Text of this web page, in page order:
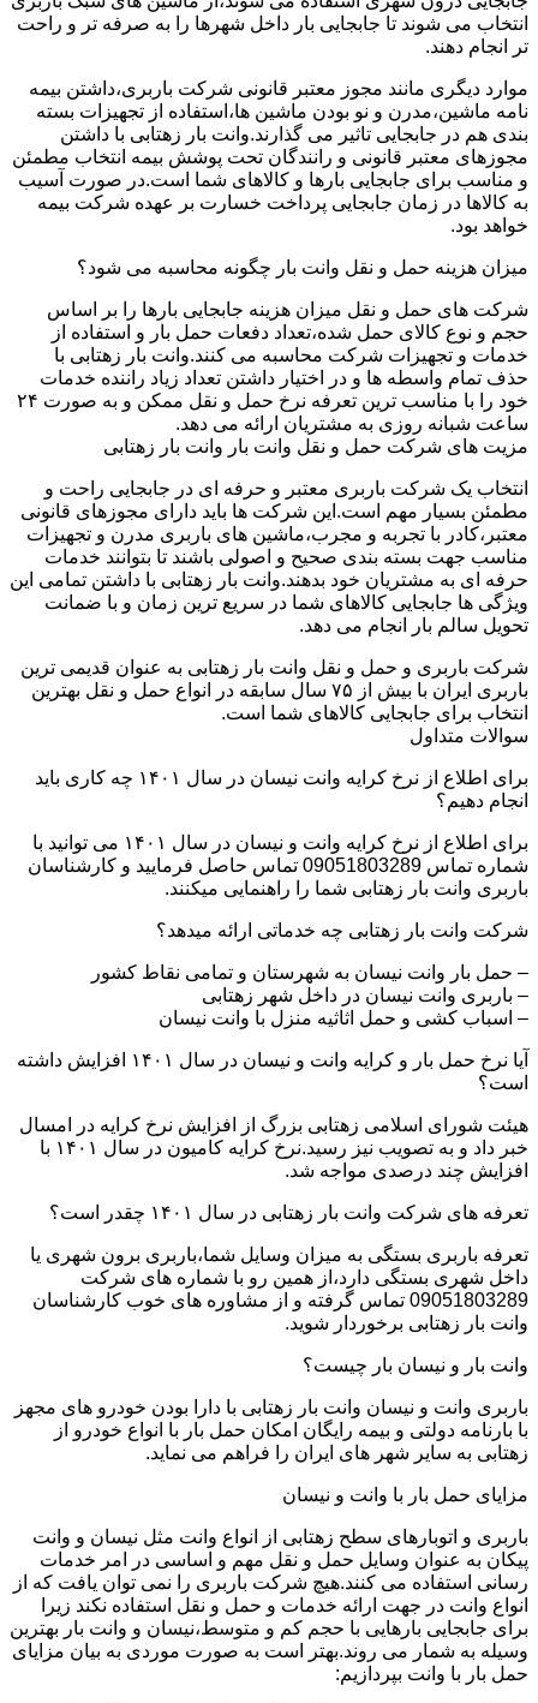
انتخاب می شوند تا جابجایی بار داخل شهرها را به صرفه تر و راحت
تر انجام دهند.
موارد دیگری مانند مجوز معتبر قانونی شرکت باربری،داشتن بیمه
نامه ماشین،مدرن و نو بودن ماشین ها،استفاده از تجهیزات بسته
بندی هم در جابجایی تاثیر می گذارند.وانت بار زهتابی با داشتن
مجوزهای معتبر قانونی و رانندگان تحت پوشش بیمه انتخاب مطمئن
و مناسب برای جابجایی بارها و کالاهای شما است.در صورت آسیب
به کالاها در زمان جابجایی پرداخت خسارت بر عهده شرکت بیمه
خواهد بود.
میزان هزینه حمل و نقل وانت بار چگونه محاسبه می شود؟
شرکت های حمل و نقل میزان هزینه جابجایی بارها را بر اساس
حجم و نوع کالای حمل شده،تعداد دفعات حمل بار و استفاده از
خدمات و تجهیزات شرکت محاسبه می کنند.وانت بار زهتابی با
حذف تمام واسطه ها و در اختیار داشتن تعداد زیاد راننده خدمات
خود را با مناسب ترین تعرفه نرخ حمل و نقل ممکن و به صورت ۲۴
ساعت شبانه روزی به مشتریان ارائه می دهد.
مزیت های شرکت حمل و نقل وانت بار وانت بار زهتابی
انتخاب یک شرکت باربری معتبر و حرفه ای در جابجایی راحت و
مطمئن بسیار مهم است.این شرکت ها باید دارای مجوزهای قانونی
معتبر،کادر با تجربه و مجرب،ماشین های باربری مدرن و تجهیزات
مناسب جهت بسته بندی صحیح و اصولی باشند تا بتوانند خدمات
حرفه ای به مشتریان خود بدهند.وانت بار زهتابی با داشتن تمامی این
ویژگی ها جابجایی کالاهای شما در سریع ترین زمان و با ضمانت
تحویل سالم بار انجام می دهد.
شرکت باربری و حمل و نقل وانت بار زهتابی به عنوان قدیمی ترین
باربری ایران با بیش از ۷۵ سال سابقه در انواع حمل و نقل بهترین
انتخاب برای جابجایی کالاهای شما است.
سوالات متداول
برای اطلاع از نرخ کرایه وانت نیسان در سال ۱۴۰۱ چه کاری باید
انجام دهیم؟
برای اطلاع از نرخ کرایه وانت و نیسان در سال ۱۴۰۱ می توانید با
شماره تماس 09051803289 تماس حاصل فرمایید و کارشناسان
باربری وانت بار زهتابی شما را راهنمایی میکنند.
شرکت وانت بار زهتابی چه خدماتی ارائه میدهد؟
– حمل بار وانت نیسان به شهرستان و تمامی نقاط کشور
– باربری وانت نیسان در داخل شهر زهتابی
– اسباب کشی و حمل اثاثیه منزل با وانت نیسان
آیا نرخ حمل بار و کرایه وانت و نیسان در سال ۱۴۰۱ افزایش داشته
است؟
هیئت شورای اسلامی زهتابی بزرگ از افزایش نرخ کرایه در امسال
خبر داد و به تصویب نیز رسید.نرخ کرایه کامیون در سال ۱۴۰۱ با
افزایش چند درصدی مواجه شد.
تعرفه های شرکت وانت بار زهتابی در سال ۱۴۰۱ چقدر است؟
تعرفه باربری بستگی به میزان وسایل شما،باربری برون شهری یا
داخل شهری بستگی دارد،از همین رو با شماره های شرکت
09051803289 تماس گرفته و از مشاوره های خوب کارشناسان
وانت بار زهتابی برخوردار شوید.
وانت بار و نیسان بار چیست؟
باربری وانت و نیسان وانت بار زهتابی با دارا بودن خودرو های مجهز
با بارنامه دولتی و بیمه رایگان امکان حمل بار با انواع خودرو از
زهتابی به سایر شهر های ایران را فراهم می نماید.
مزایای حمل بار با وانت و نیسان
باربری و اتوبارهای سطح زهتابی از انواع وانت مثل نیسان و وانت
پیکان به عنوان وسایل حمل و نقل مهم و اساسی در امر خدمات
رسانی استفاده می کنند.هیچ شرکت باربری را نمی توان یافت که از
انواع وانت در جهت ارائه خدمات و حمل و نقل استفاده نکند زیرا
برای جابجایی بارهایی با حجم کم و متوسط،نیسان و وانت بار بهترین
وسیله به شمار می روند.بهتر است به صورت موردی به بیان مزایای
حمل بار با وانت بپردازیم: